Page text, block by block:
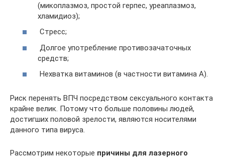
(микоплазмоз, простой герпес, уреаплазмоз,
хламидиоз);
Стресс;
Долгое употребление противозачаточных
средств;
Нехватка витаминов (в частности витамина А).
Риск перенять ВПЧ посредством сексуального контакта
крайне велик. Потому что больше половины людей,
достигших половой зрелости, являются носителями
данного типа вируса.
Рассмотрим некоторые причины для лазерного